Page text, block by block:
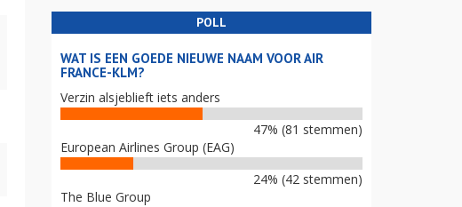
POLL
WAT IS EEN GOEDE NIEUWE NAAM VOOR AIR
FRANCE-KLM?
Verzin alsjeblieft iets anders
47% (81 stemmen)
European Airlines Group (EAG)
24% (42 stemmen)
The Blue Group